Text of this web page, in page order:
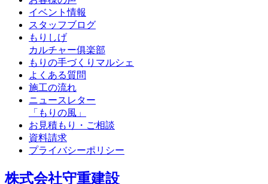
イベント情報
スタッフブログ
もりしげ
カルチャー俱楽部
もりの手づくりマルシェ
よくある質問
施工の流れ
ニュースレター
「もりの風」
お見積もり・ご相談
資料請求
プライバシーポリシー
株式会社守重建設